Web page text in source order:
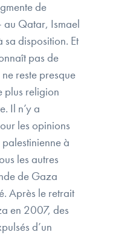
de
au Qatar, Ismael
disposition. Et
pas de
reste presque
plus religion
Il n’y a
les opinions
à
les autres
de Gaza
Après le retrait
en 2007, des
d’un